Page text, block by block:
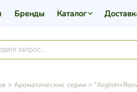
Бренды Каталог
> Ароматические серии >